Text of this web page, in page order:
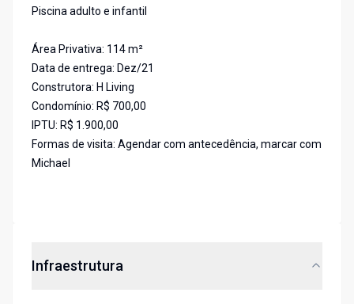
Piscina adulto e infantil
Área Privativa: 114 m²
Data de entrega: Dez/21
Construtora: H Living
Condomínio: R$ 700,00
IPTU: R$ 1.900,00
Formas de visita: Agendar com antecedência, marcar com
Michael
Infraestrutura